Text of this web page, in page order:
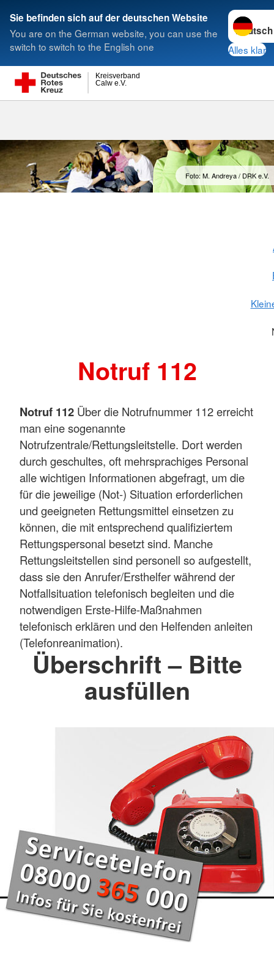
Sie befinden sich auf der deutschen Website
You are on the German website, you can use the
switch to switch to the English one
Sprache
Alles klar
Calw e.V.
Kreisverband
Suche
Foto: M. Andreya / DRK e.V.
Notruf 112
Notruf 112 Über die Notrufnummer 112 erreicht
man eine sogenannte
Notrufzentrale/Rettungsleitstelle. Dort werden
durch geschultes, oft mehrsprachiges Personal
alle wichtigen Informationen abgefragt, um die
für die jeweilige (Not-) Situation erforderlichen
und geeigneten Rettungsmittel einsetzen zu
können, die mit entsprechend qualifiziertem
Rettungspersonal besetzt sind. Manche
Rettungsleitstellen sind personell so aufgestellt,
dass sie den Anrufer/Ersthelfer während der
Notfallsituation telefonisch begleiten und die
notwendigen Erste-Hilfe-Maßnahmen
telefonisch erklären und den Helfenden anleiten
(Telefonreanimation).
Überschrift – Bitte
ausfüllen